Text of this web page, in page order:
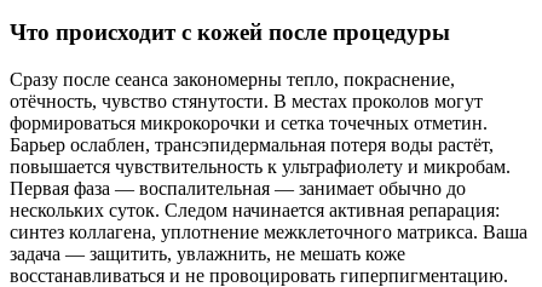
Что происходит с кожей после процедуры
Сразу после сеанса закономерны тепло, покраснение,
отёчность, чувство стянутости. В местах проколов могут
формироваться микрокорочки и сетка точечных отметин.
Барьер ослаблен, трансэпидермальная потеря воды растёт,
повышается чувствительность к ультрафиолету и микробам.
Первая фаза — воспалительная — занимает обычно до
нескольких суток. Следом начинается активная репарация:
синтез коллагена, уплотнение межклеточного матрикса. Ваша
задача — защитить, увлажнить, не мешать коже
восстанавливаться и не провоцировать гиперпигментацию.